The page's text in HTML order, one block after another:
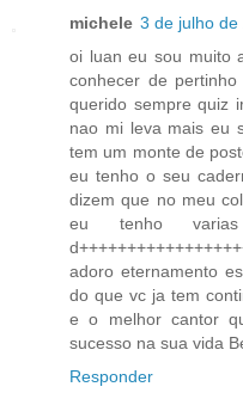
michele 3 de julho de
oi luan eu sou muito
conhecer de
querido sempre quiz
nao mi leva mais eu
tem um monte de
eu tenho o seu
dizem que no meu
eu tenho
adoro eternamento
do que vc ja tem
e o melhor cantor
sucesso na sua vida
Responder